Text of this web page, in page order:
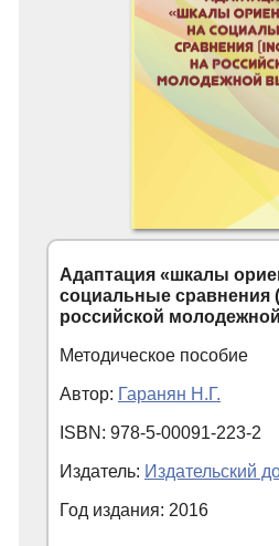
Адаптация «шкалы
социальные сравнения
российской
Методическое пособие
Автор: Гаранян Н.Г.
ISBN: 978-5-00091-223-2
Издатель: Издательский
Год издания: 2016